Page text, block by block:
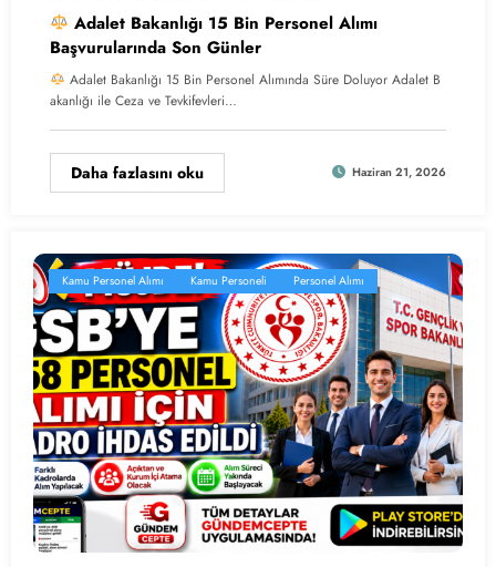
Adalet Bakanlığı 15 Bin Personel Alımı
Başvurularında Son Günler
Adalet Bakanlığı 15 Bin Personel Alımında Süre Doluyor Adalet B
akanlığı ile Ceza ve Tevkifevleri…
Daha fazlasını oku Haziran 21, 2026
Kamu Personel Alımı Kamu Personeli Personel Alımı